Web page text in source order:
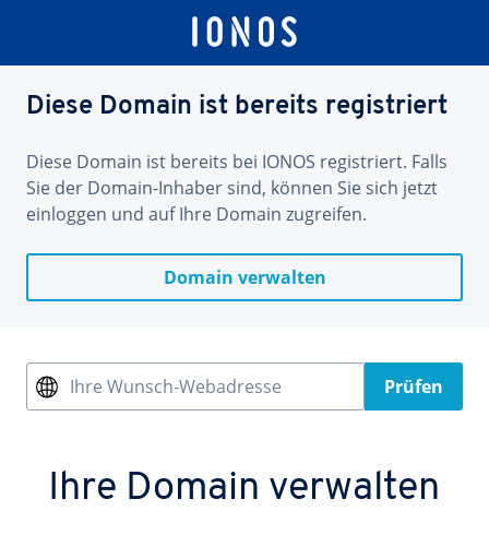
Diese Domain ist bereits registriert
Diese Domain ist bereits bei IONOS registriert. Falls
Sie der Domain-Inhaber sind, können Sie sich jetzt
einloggen und auf Ihre Domain zugreifen.
Domain verwalten
Ihre Wunsch-Webadresse Prüfen
Ihre Domain verwalten